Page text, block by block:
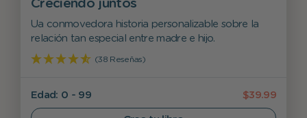
Creciendo juntos
Ua conmovedora historia personalizable sobre la
relación tan especial entre madre e hijo.
(38 Reseñas)
$39.99
Edad: 0 - 99